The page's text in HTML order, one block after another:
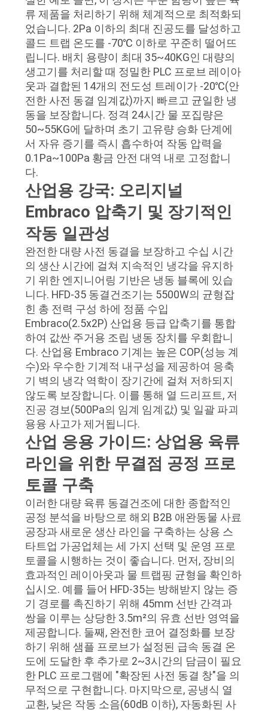
류 제품을 처리하기 위해 체계적으로 최적화되
었습니다. 2Pa 이하의 최대 진공도를 달성하고
콜드 트랩 온도를 -70℃ 이하로 꾸준히 떨어뜨
립니다. 배치 용량이 최대 35~40KG인 대량의
생고기를 처리할 때 정밀한 PLC 프로브 레이아
웃과 결합된 14개의 전도성 트레이가 -20℃(안
전한 사전 동결 임계값)까지 빠르고 균일한 냉
동을 보장합니다. 정격 24시간 물 포집량은
50~55KG에 달하며 초기 고유량 승화 단계에
서 자유 증기를 즉시 흡수하여 작동 압력을
0.1Pa~100Pa 황금 안전 대역 내로 고정합니
다.
산업용 강국: 오리지널
Embraco 압축기 및 장기적인
작동 일관성
완전한 대량 사전 동결을 보장하고 수십 시간
의 생산 시간에 걸쳐 지속적인 냉각을 유지하
기 위한 엔지니어링 기반은 냉동 블록에 있습
니다. HFD-35 동결건조기는 5500W의 균형잡
힌 총 전력 구성 하에 정품 수입
Embraco(2.5x2P) 산업용 등급 압축기를 통합
하여 값싼 주거용 조립 냉동 장치를 우회합니
다. 산업용 Embraco 기계는 높은 COP(성능 계
수)와 우수한 기계적 내구성을 제공하여 응축
기 벽의 냉각 역학이 장기간에 걸쳐 저하되지
않도록 보장합니다. 이를 통해 열 드리프트, 저
진공 경보(500Pa의 임계 임계값) 및 일괄 파괴
용융 사고가 제거됩니다.
산업 응용 가이드: 상업용 육류
라인을 위한 무결점 공정 프로
토콜 구축
이러한 대량 육류 동결건조에 대한 종합적인
공정 분석을 바탕으로 해외 B2B 애완동물 사료
공장과 새로운 생산 라인을 구축하는 상용 스
타트업 가공업체는 세 가지 선택 및 운영 프로
토콜을 시행하는 것이 좋습니다. 먼저, 장비의
효과적인 레이아웃과 물 트랩핑 균형을 확인하
십시오. 예를 들어 HFD-35는 방해받지 않는 증
기 경로를 촉진하기 위해 45mm 선반 간격과
쌍을 이루는 상당한 3.5m²의 유효 선반 영역을
제공합니다. 둘째, 완전한 코어 결정화를 보장
하기 위해 샘플 프로브가 설정된 급속 동결 온
도에 도달한 후 추가로 2~3시간의 담금이 필요
한 PLC 프로그램에 "확장된 사전 동결 창"을 의
무적으로 구현합니다. 마지막으로, 공냉식 열
교환, 낮은 작동 소음(60dB 이하), 자동화된 사